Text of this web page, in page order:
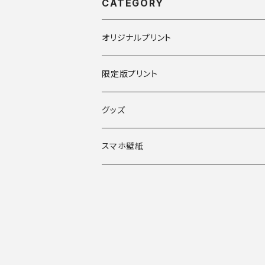
CATEGORY
オリジナルプリント
限定版プリント
グッズ
スマホ壁紙